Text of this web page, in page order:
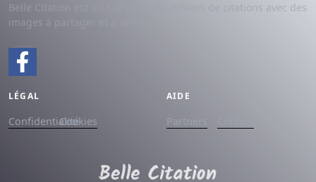
Belle Citation est un site avec des milliers de citations avec des
images à partager et à dédier.
LÉGAL
ConfidentialitéCookies
AIDE
Partners